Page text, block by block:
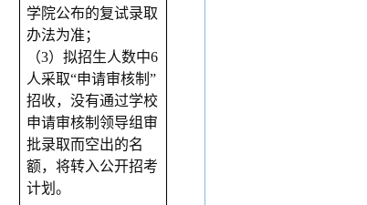
学院公布的复试录取
办法为准；
（3）拟招生人数中6
人采取“申请审核制”
招收，没有通过学校
申请审核制领导组审
批录取而空出的名
额，将转入公开招考
计划。